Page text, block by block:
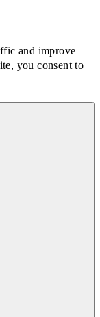
and improve
you consent to